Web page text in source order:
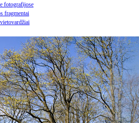
fotografijose
fragmentai